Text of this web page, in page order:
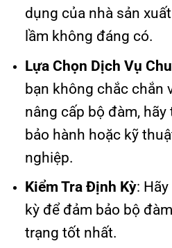
dụng của nhà sản
lầm không đáng có.
Lựa Chọn Dịch Vụ
bạn không chắc chắn
nâng cấp bộ đàm,
bảo hành hoặc kỹ
nghiệp.
Kiểm Tra Định Kỳ:
kỳ để đảm bảo bộ
trạng tốt nhất.